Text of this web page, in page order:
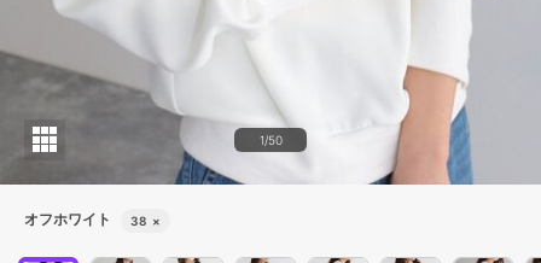
1/50
オフホワイト 38 ×